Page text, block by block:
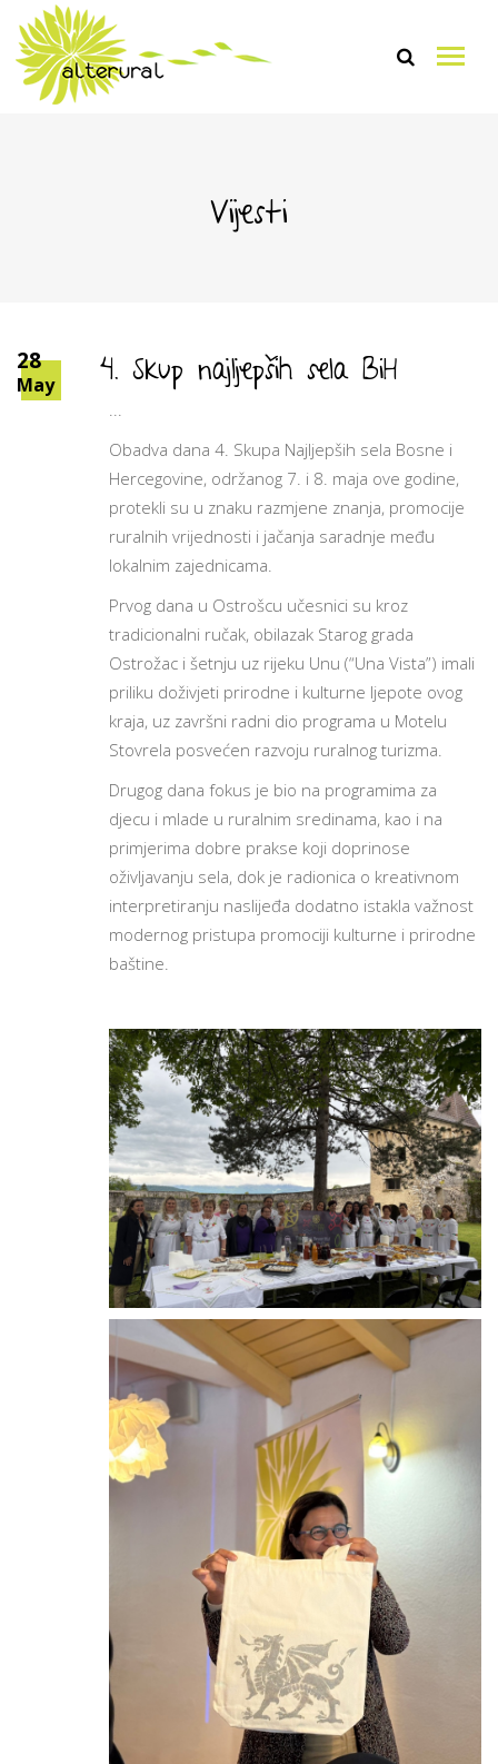
Vijesti
28
May 4. Skup najljepših sela BiH
Obadva dana 4. Skupa Najljepših sela Bosne i
Hercegovine, održanog 7. i 8. maja ove godine,
protekli su u znaku razmjene znanja, promocije
ruralnih vrijednosti i jačanja saradnje među
lokalnim zajednicama.
Prvog dana u Ostrošcu učesnici su kroz
tradicionalni ručak, obilazak Starog grada
Ostrožac i šetnju uz rijeku Unu (“Una Vista”) imali
priliku doživjeti prirodne i kulturne ljepote ovog
kraja, uz završni radni dio programa u Motelu
Stovrela posvećen razvoju ruralnog turizma.
Drugog dana fokus je bio na programima za
djecu i mlade u ruralnim sredinama, kao i na
primjerima dobre prakse koji doprinose
oživljavanju sela, dok je radionica o kreativnom
interpretiranju naslijeđa dodatno istakla važnost
modernog pristupa promociji kulturne i prirodne
baštine.